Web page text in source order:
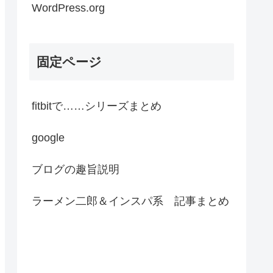
WordPress.org
固定ページ
fitbitで……シリーズまとめ
google
ブログの趣旨説明
ラーメン二郎＆インスパ系 記事まとめ